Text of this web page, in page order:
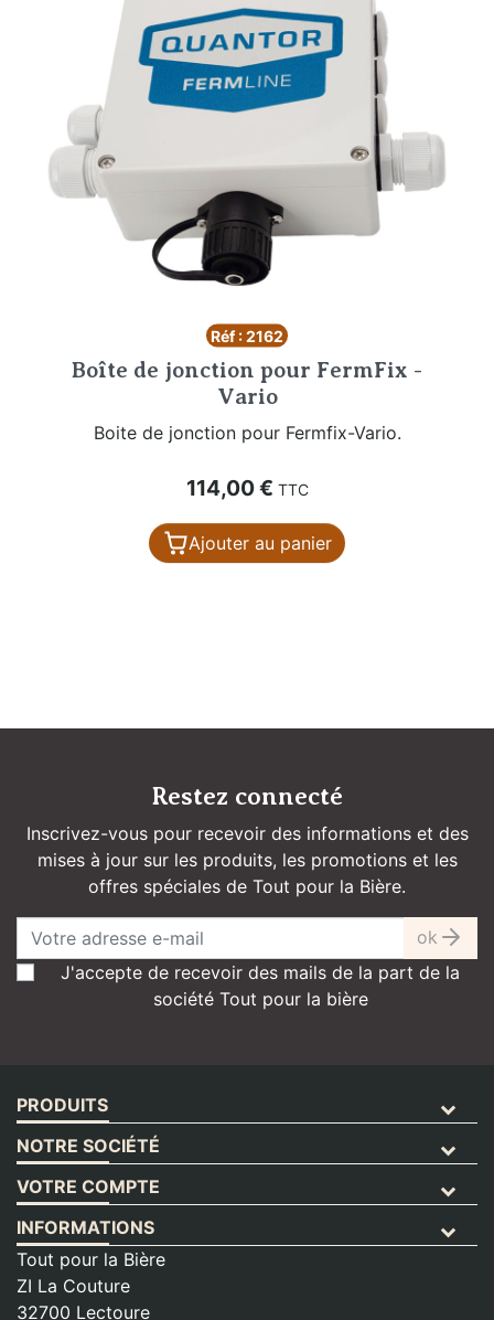
Réf : 2162
Boîte de jonction pour FermFix -
Vario
Boite de jonction pour Fermfix-Vario.
Prix
114,00 € TTC
Ajouter au panier
Restez connecté
Inscrivez-vous pour recevoir des informations et des
mises à jour sur les produits, les promotions et les
offres spéciales de Tout pour la Bière.
ok
J'accepte de recevoir des mails de la part de la
société Tout pour la bière
PRODUITS
NOTRE SOCIÉTÉ
VOTRE COMPTE
INFORMATIONS
Tout pour la Bière
ZI La Couture
32700 Lectoure